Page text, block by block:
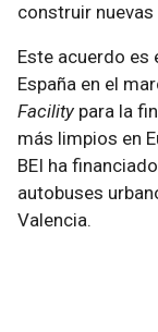
construir
Este acuerdo es
España en el
Facility para la
más limpios en
BEI ha
autobuses
Valencia.